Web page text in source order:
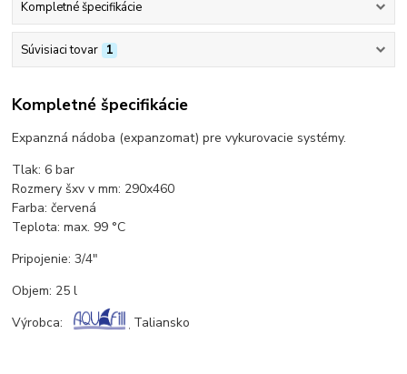
Kompletné špecifikácie
Súvisiaci tovar 1
Kompletné špecifikácie
Expanzná nádoba (expanzomat) pre vykurovacie systémy.
Tlak: 6 bar
Rozmery šxv v mm: 290x460
Farba: červená
Teplota: max. 99 °C
Pripojenie: 3/4"
Objem: 25 l
Výrobca:
, Taliansko